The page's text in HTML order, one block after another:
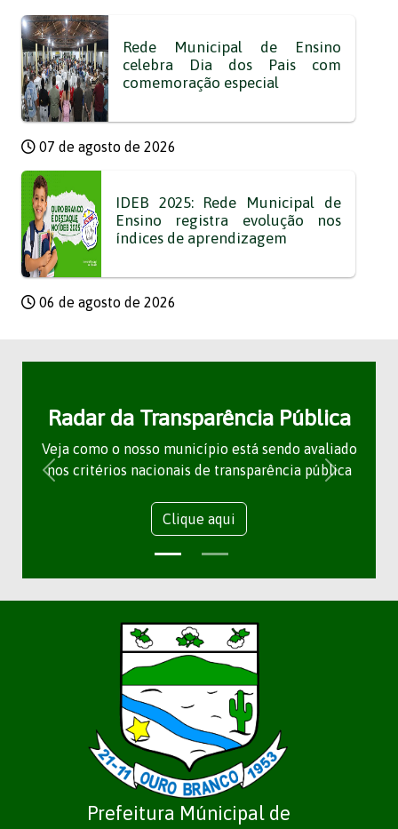
Rede Municipal de Ensino
celebra Dia dos Pais com
comemoração especial
07 de agosto de 2026
IDEB 2025: Rede Municipal de
Ensino registra evolução nos
índices de aprendizagem
06 de agosto de 2026
Radar da Transparência Pública
Veja como o nosso município está sendo avaliado
nos critérios nacionais de transparência pública
Clique aqui
Prefeitura Múnicipal de